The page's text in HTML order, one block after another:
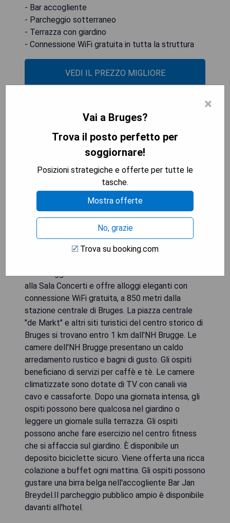
- Bar accogliente
- Parcheggio sotterraneo
- Terrazza con giardino
- Connessione WiFi gratuita in tutta la struttura
VEDI IL PREZZO MIGLIORE
NH Brugge
L'NH Brugge si trova in un ex monastero di fronte
alla Sala Concerti e offre alloggi eleganti con
connessione WiFi gratuita, a 850 metri dalla
stazione centrale di Bruges. La piazza centrale
"de Markt" e altri siti turistici del centro storico di
Bruges si trovano entro 1 km dall'NH Brugge. Le
camere dell'NH Brugge presentano un caldo
arredamento rustico e bagni di gusto. Gli ospiti
beneficiano di servizi per caffè e tè. Le camere
climatizzate sono dotate di TV con canali via
cavo e cassaforte. Dopo una giornata intensa, gli
ospiti possono bere qualcosa nel giardino o
leggere un giornale sulla terrazza. Gli ospiti
possono anche fare esercizio nel centro fitness
che si affaccia sul giardino. È disponibile un
deposito biciclette sicuro. Viene offerta una ricca
colazione a buffet ogni mattina. Gli ospiti possono
gustare una birra belga nell'accogliente Bar Jan
Breydel.Il parcheggio pubblico ampio è disponibile
davanti all'hotel.
×
Vai a Bruges?
Trova il posto perfetto per
soggiornare!
Posizioni strategiche e offerte per tutte le
tasche.
Mostra offerte
No, grazie
Trova su booking.com